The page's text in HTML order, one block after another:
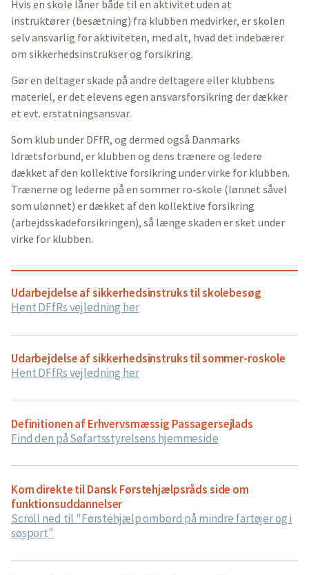
Hvis en skole låner både til en aktivitet uden at
instruktører (besætning) fra klubben medvirker, er skolen
selv ansvarlig for aktiviteten, med alt, hvad det indebærer
om sikkerhedsinstrukser og forsikring.
Gør en deltager skade på andre deltagere eller klubbens
materiel, er det elevens egen ansvarsforsikring der dækker
et evt. erstatningsansvar.
Som klub under DFfR, og dermed også Danmarks
Idrætsforbund, er klubben og dens trænere og ledere
dækket af den kollektive forsikring under virke for klubben.
Trænerne og lederne på en sommer ro-skole (lønnet såvel
som ulønnet) er dækket af den kollektive forsikring
(arbejdsskadeforsikringen), så længe skaden er sket under
virke for klubben.
Udarbejdelse af sikkerhedsinstruks til skolebesøg
Hent DFfRs vejledning her
Udarbejdelse af sikkerhedsinstruks til sommer-roskole
Hent DFfRs vejledning her
Definitionen af Erhvervsmæssig Passagersejlads
Find den på Søfartsstyrelsens hjemmeside
Kom direkte til Dansk Førstehjælpsråds side om
funktionsuddannelser
Scroll ned til "Førstehjælp ombord på mindre fartøjer og i
søsport"